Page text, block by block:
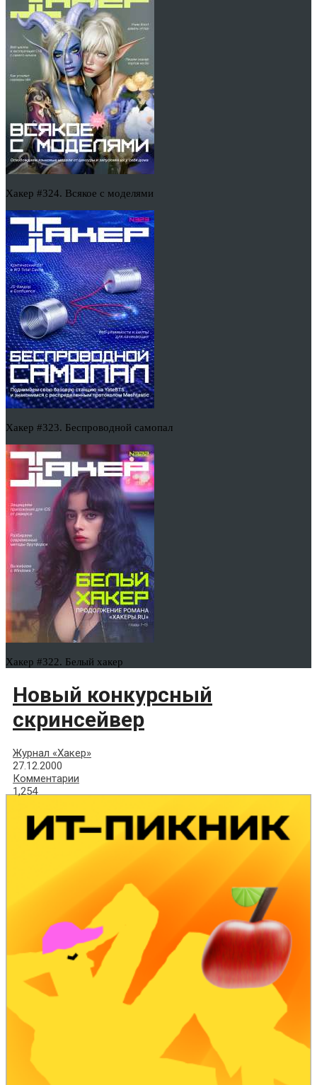
Хакер #324. Всякое с моделями
Хакер #323. Беспроводной самопал
Хакер #322. Белый хакер
Новый конкурсный
скринсейвер
Журнал «Хакер»
27.12.2000
Комментарии
1,254